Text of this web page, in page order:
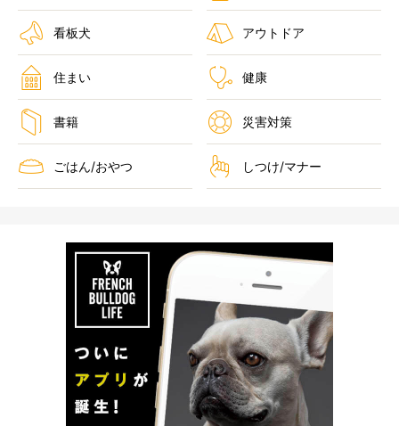
看板犬 アウトドア
住まい 健康
書籍 災害対策
ごはん/おやつ しつけ/マナー